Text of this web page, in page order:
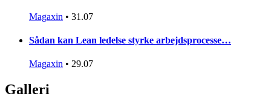
Magaxin • 31.07
Sådan kan Lean ledelse styrke arbejdsprocesse…
Magaxin • 29.07
Galleri